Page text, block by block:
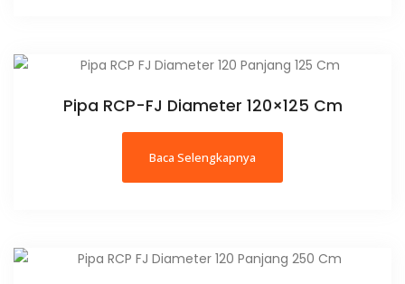
Pipa RCP-FJ Diameter 120×125 Cm
Baca Selengkapnya